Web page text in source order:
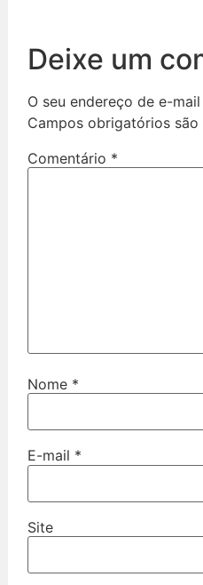
Deixe um
O seu endereço de e-
Campos obrigatórios
Comentário *
Nome *
E-mail *
Site